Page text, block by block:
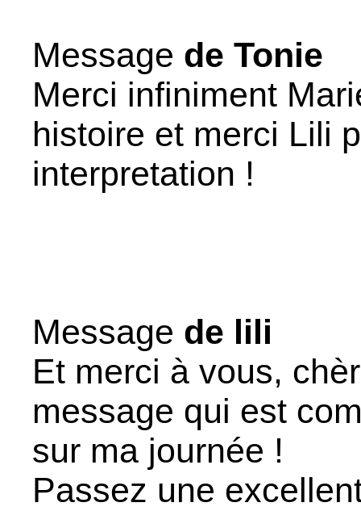
Message de Tonie
Merci infiniment
histoire et merci Lili
interpretation !
Message de lili
Et merci à vous,
message qui est
sur ma journée !
Passez une